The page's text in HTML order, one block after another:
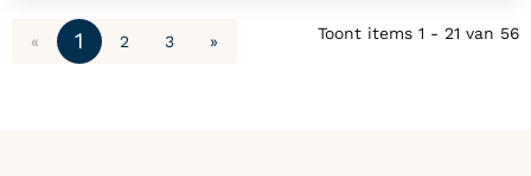
slijten of beschadigd raken; met deze losse kabel
hoeft u niet direct de hele headset te vervangen.
Toont items 1 - 21 van 56
« 1 2 3 »